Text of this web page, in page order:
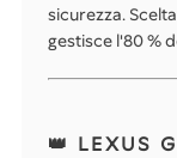
sicurezza.
gestisce l'80 %
👑 LEXUS